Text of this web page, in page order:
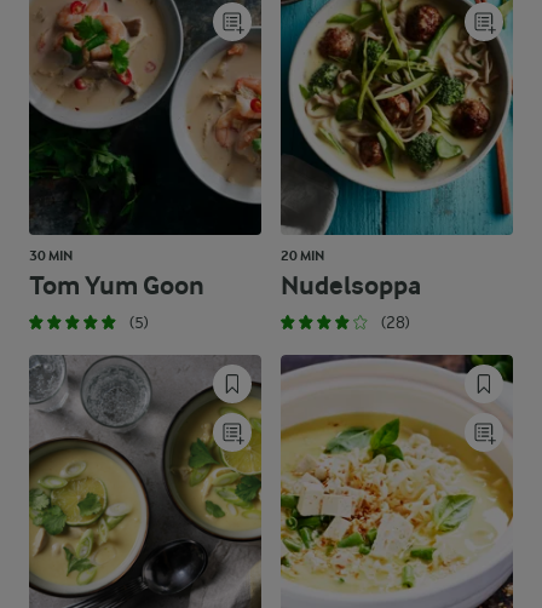
30 MIN
Tom Yum Goon
(5)
20 MIN
Nudelsoppa
(28)